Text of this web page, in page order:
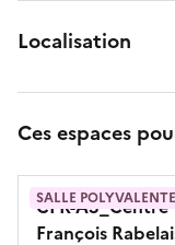
Localisation
Ces espaces
SALLE POLYVALENTE
CFR-A3_Centre
François